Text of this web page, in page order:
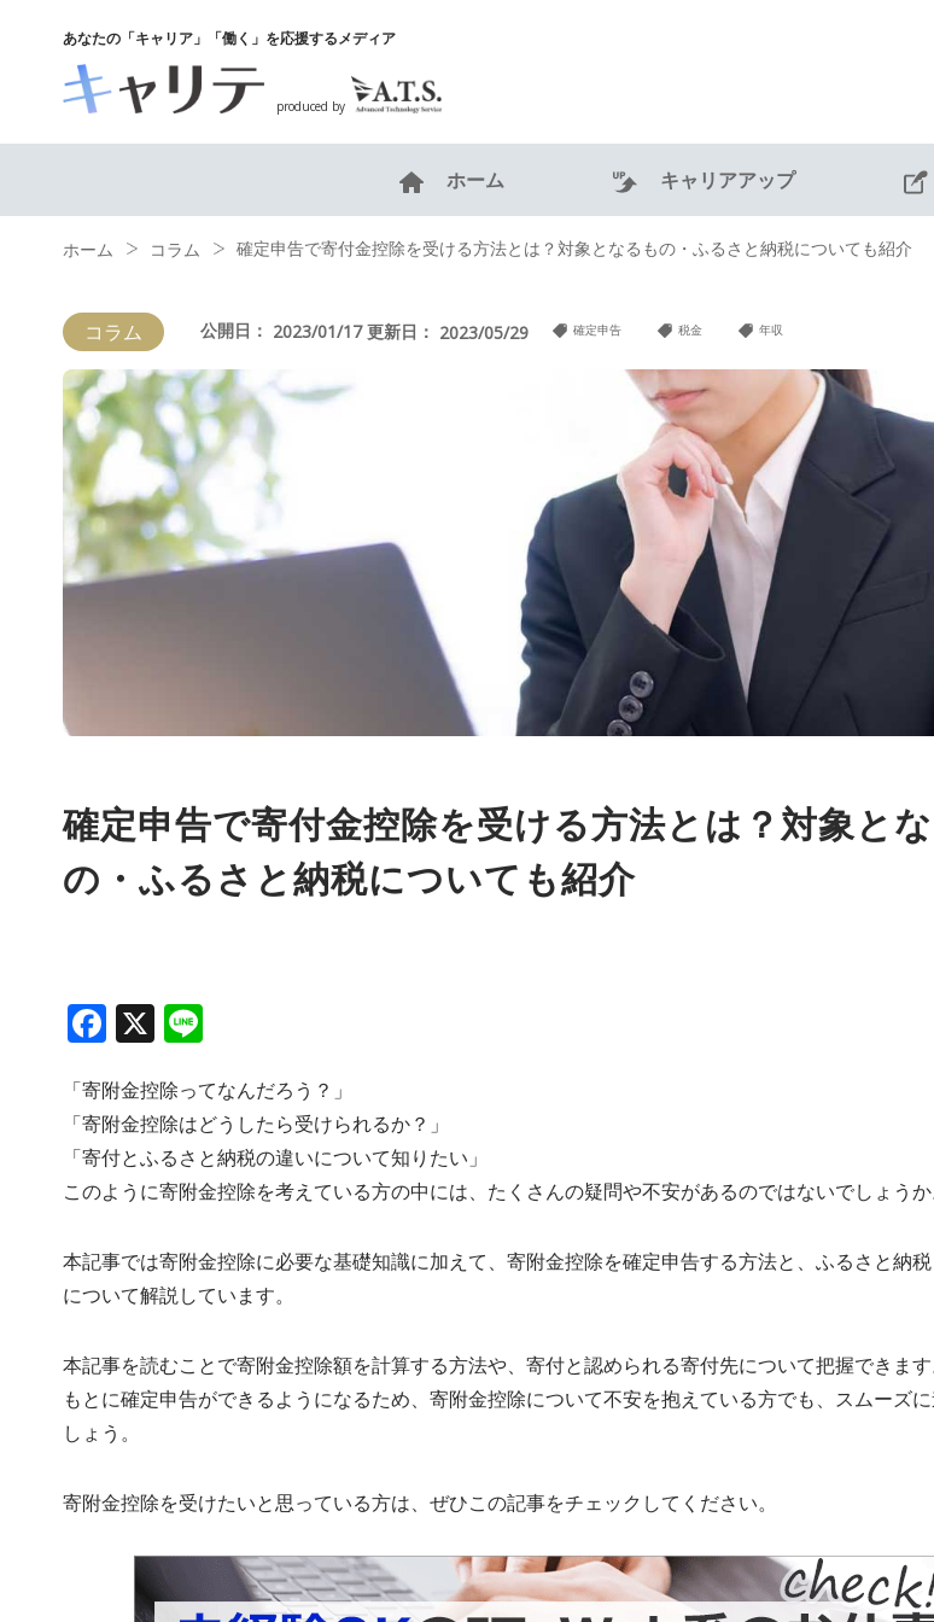
あなたの「キャリア」「働く」を応援するメディア
produced by
ホーム キャリアアップ
ホーム コラム 確定申告で寄付金控除を受ける方法とは？対象となるもの・ふるさと納税についても紹介
コラム 公開日： 2023/01/17更新日： 2023/05/29 確定申告 税金 年収
確定申告で寄付金控除を受ける方法とは？対象と
の・ふるさと納税についても紹介
Facebook
X
「寄附金控除ってなんだろう？」
「寄附金控除はどうしたら受けられるか？」
「寄付とふるさと納税の違いについて知りたい」
このように寄附金控除を考えている方の中には、たくさんの疑問や不安があるのではないでしょうか
本記事では寄附金控除に必要な基礎知識に加えて、寄附金控除を確定申告する方法と、ふるさと納
について解説しています。
本記事を読むことで寄附金控除額を計算する方法や、寄付と認められる寄付先について把握できま
もとに確定申告ができるようになるため、寄附金控除について不安を抱えている方でも、スムーズ
しょう。
寄附金控除を受けたいと思っている方は、ぜひこの記事をチェックしてください。